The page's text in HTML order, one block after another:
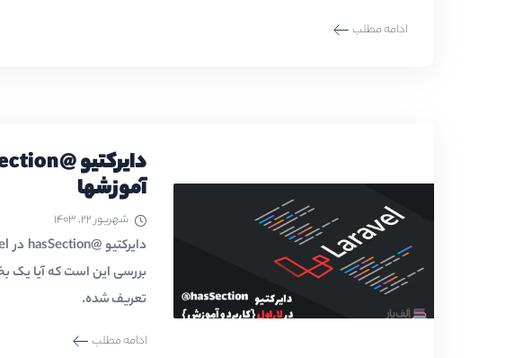
ادامه مطلب
آموزشها
شهریور ۲۲, ۱۴۰۳
تعریف شده.
ادامه مطلب